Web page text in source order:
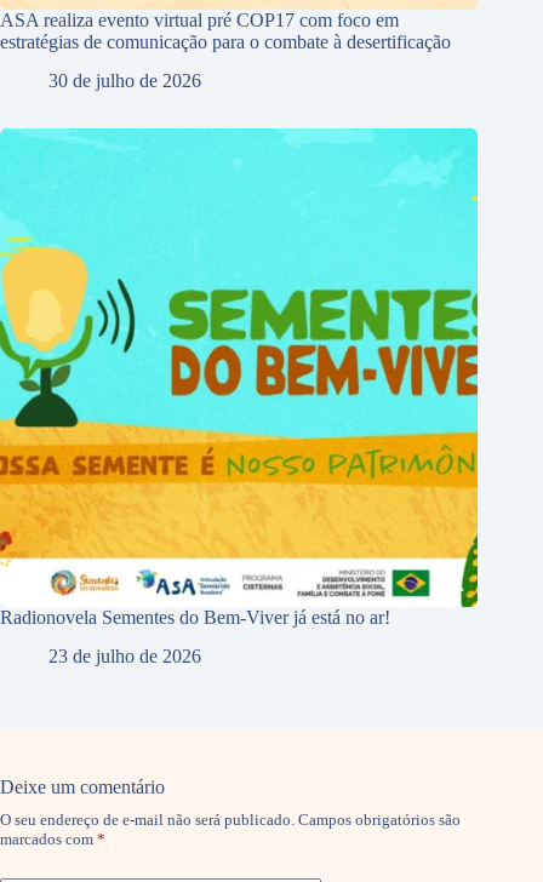
ASA realiza evento virtual pré COP17 com foco em
estratégias de comunicação para o combate à desertificação
30 de julho de 2026
Radionovela Sementes do Bem-Viver já está no ar!
23 de julho de 2026
Deixe um comentário
O seu endereço de e-mail não será publicado. Campos obrigatórios são
marcados com *